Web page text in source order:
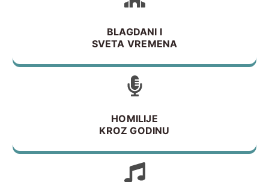
BLAGDANI I
SVETA VREMENA
HOMILIJE
KROZ GODINU